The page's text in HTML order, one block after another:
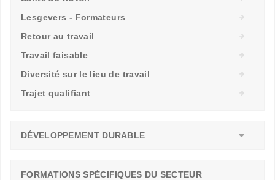
Lesgevers - Formateurs
Retour au travail
Travail faisable
Diversité sur le lieu de travail
Trajet qualifiant
DÉVELOPPEMENT DURABLE
FORMATIONS SPÉCIFIQUES DU SECTEUR